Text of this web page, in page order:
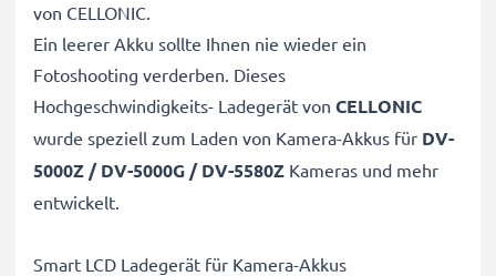
von CELLONIC.
Ein leerer Akku sollte Ihnen nie wieder ein
Fotoshooting verderben. Dieses
Hochgeschwindigkeits- Ladegerät von CELLONIC
wurde speziell zum Laden von Kamera-Akkus für DV-
5000Z / DV-5000G / DV-5580Z Kameras und mehr
entwickelt.
Smart LCD Ladegerät für Kamera-Akkus